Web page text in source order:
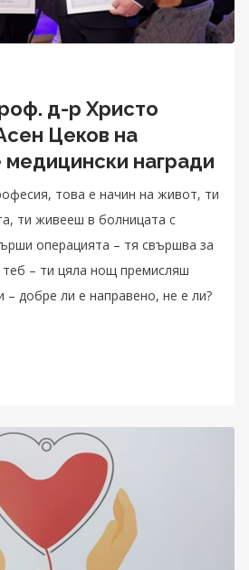
д-р Христо
Цеков на
медицински награди
това е начин на живот, ти
ти живееш в болницата с
операцията – тя свършва за
теб – ти цяла нощ премисляш
– добре ли е направено, не е ли?